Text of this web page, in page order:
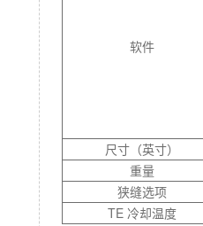
软件
尺寸（英寸）
重量
狭缝选项
TE 冷却温度